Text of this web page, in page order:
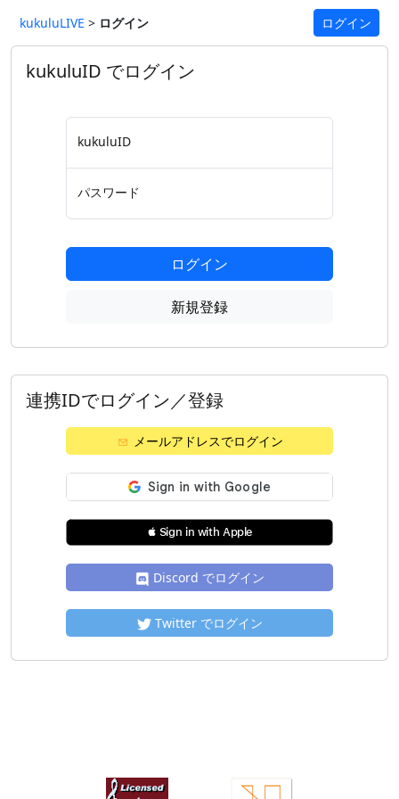
kukuluLIVE > ログイン ログイン
kukuluID でログイン
kukuluID
パスワード
ログイン
新規登録
連携IDでログイン／登録
メールアドレスでログイン
 Sign in with Apple
Discord でログイン
Twitter でログイン